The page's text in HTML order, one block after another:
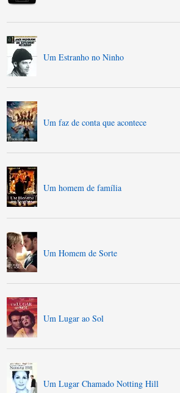
Um Estranho no Ninho
Um faz de conta que acontece
Um homem de família
Um Homem de Sorte
Um Lugar ao Sol
Um Lugar Chamado Notting Hill